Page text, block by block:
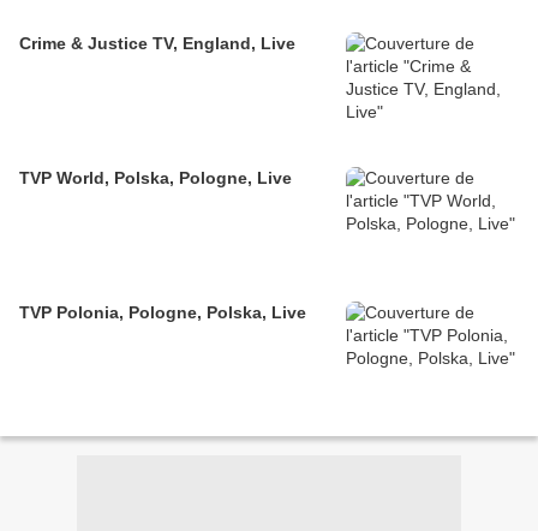
Crime & Justice TV, England, Live
TVP World, Polska, Pologne, Live
TVP Polonia, Pologne, Polska, Live